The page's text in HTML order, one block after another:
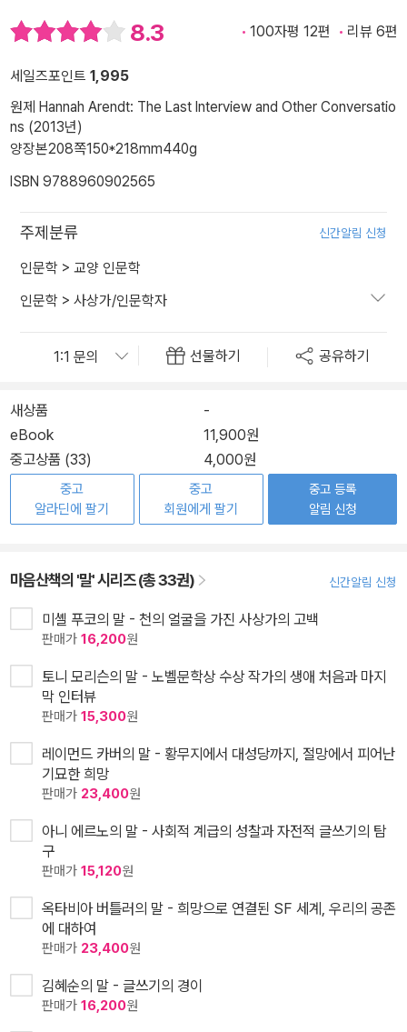
8.3 100자평 12편 리뷰 6편
세일즈포인트 1,995
원제 Hannah Arendt: The Last Interview and Other Conversatio
ns (2013년)
양장본208쪽150*218mm440g
ISBN 9788960902565
주제분류 신간알림 신청
인문학 > 교양 인문학
인문학 > 사상가/인문학자
선물하기 공유하기
새상품
-
eBook
11,900원
중고상품 (33)
4,000원
중고
알라딘에 팔기
중고
회원에게 팔기
중고 등록
알림 신청
마음산책의 '말' 시리즈 (총 33권) 신간알림 신청
미셸 푸코의 말 - 천의 얼굴을 가진 사상가의 고백
판매가 16,200원
토니 모리슨의 말 - 노벨문학상 수상 작가의 생애 처음과 마지
막 인터뷰
판매가 15,300원
레이먼드 카버의 말 - 황무지에서 대성당까지, 절망에서 피어난
기묘한 희망
판매가 23,400원
아니 에르노의 말 - 사회적 계급의 성찰과 자전적 글쓰기의 탐
구
판매가 15,120원
옥타비아 버틀러의 말 - 희망으로 연결된 SF 세계, 우리의 공존
에 대하여
판매가 23,400원
김혜순의 말 - 글쓰기의 경이
판매가 16,200원